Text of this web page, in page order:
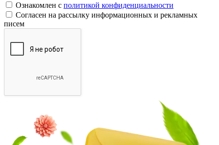
Ознакомлен с политикой конфиденциальности
Согласен на рассылку информационных и рекламных
писем